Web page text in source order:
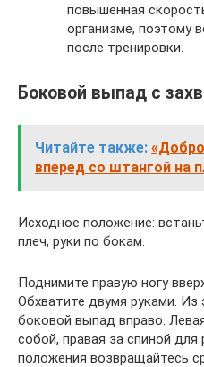
повышенная
организме, поэтому
после тренировки.
Боковой выпад с
Читайте также:
вперед со штангой на
Исходное положение:
плеч, руки по бокам.
Поднимите правую ногу
Обхватите двумя руками. Из
боковой выпад вправо.
собой, правая за спиной для
положения возвращайтесь